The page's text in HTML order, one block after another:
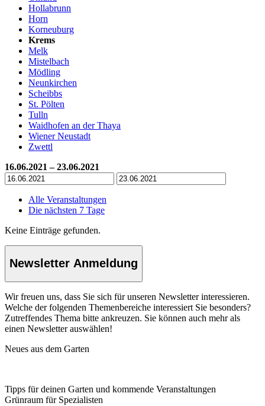
Hollabrunn
Horn
Korneuburg
Krems
Melk
Mistelbach
Mödling
Neunkirchen
Scheibbs
St. Pölten
Tulln
Waidhofen an der Thaya
Wiener Neustadt
Zwettl
16.06.2021 – 23.06.2021
Alle Veranstaltungen
Die nächsten 7 Tage
Keine Einträge gefunden.
Newsletter Anmeldung
Wir freuen uns, dass Sie sich für unseren Newsletter interessieren.
Welche der folgenden Themenbereiche interessiert Sie besonders?
Zutreffendes Thema bitte ankreuzen. Sie können auch mehr als
einen Newsletter auswählen!
Neues aus dem Garten
Tipps für deinen Garten und kommende Veranstaltungen
Grünraum für Spezialisten